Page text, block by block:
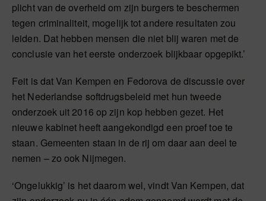
plicht van de overheid om zijn burgers te beschermen
tegen criminaliteit, mogelijk tot andere resultaten zou
leiden. Dat hebben mensen die niet blij waren met de
conclusie van het eerste onderzoek blijkbaar opgepikt.’
Feit is dat Van Kempen en Fedorova de discussie over
het Nederlandse softdrugsbeleid met hun tweede
onderzoek uit 2016 op zijn kop hebben gezet. Het
nieuwe kabinet heeft aangekondigd een proef toe te
staan. Gemeenten staan in de rij om daar aan deel te
nemen – zo ook Nijmegen.
‘Ongelukkig’ is het daarom wel, vindt Van Kempen, dat